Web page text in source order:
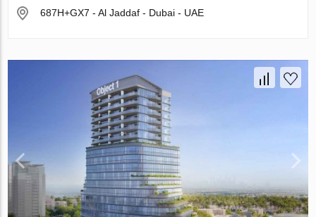
687H+GX7 - Al Jaddaf - Dubai - UAE